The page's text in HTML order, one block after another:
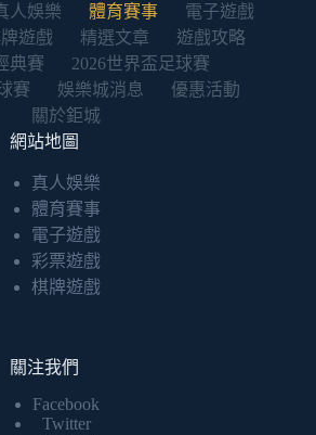
人娛樂 體育賽事
電子遊戲
遊戲 精選文章
遊戲攻略
典賽
2026世界盃足球賽
賽
娛樂城消息
優惠活動
關於鉅城
網站地圖
真人娛樂
體育賽事
電子遊戲
彩票遊戲
棋牌遊戲
關注我們
Facebook
Twitter